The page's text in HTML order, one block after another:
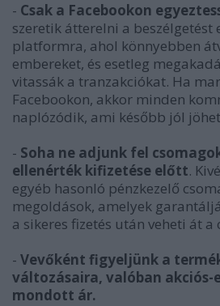
- Csak a Facebookon
szeretik átterelni a beszélgetést
platformra, ahol könnyebben
embereket, és esetleg
vitassák a tranzakciókat. Ha
Facebookon, akkor minden
naplózódik, ami később jól
- Soha ne adjunk fel
ellenérték kifizetése előtt.
egyéb hasonló pénzkezelő
megoldások, amelyek
a sikeres fizetés után veheti át a
- Vevőként figyeljünk a
változásaira, valóban akciós-
mondott ár.